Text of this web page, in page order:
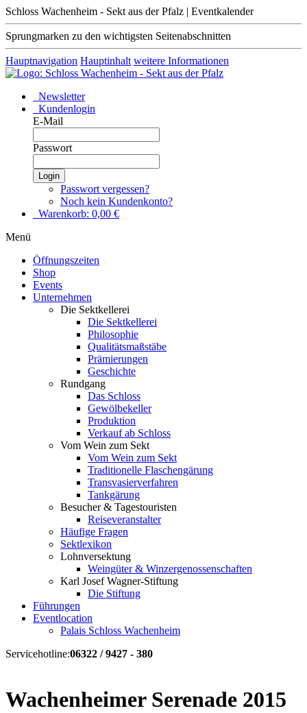
Schloss Wachenheim - Sekt aus der Pfalz | Eventkalender
Sprungmarken zu den wichtigsten Seitenabschnitten
Hauptnavigation Hauptinhalt weitere Informationen
Newsletter
Kundenlogin
E-Mail
Passwort
Login
Passwort vergessen?
Noch kein Kundenkonto?
Warenkorb: 0,00 €
Menü
Öffnungszeiten
Shop
Events
Unternehmen
Die Sektkellerei
Die Sektkellerei
Philosophie
Qualitätsmaßstäbe
Prämierungen
Geschichte
Rundgang
Das Schloss
Gewölbekeller
Produktion
Verkauf ab Schloss
Vom Wein zum Sekt
Vom Wein zum Sekt
Traditionelle Flaschengärung
Transvasierverfahren
Tankgärung
Besucher & Tagestouristen
Reiseveranstalter
Häufige Fragen
Sektlexikon
Lohnversektung
Weingüter & Winzergenossenschaften
Karl Josef Wagner-Stiftung
Die Stiftung
Führungen
Eventlocation
Palais Schloss Wachenheim
Servicehotline:06322 / 9427 - 380
Wachenheimer Serenade 2015